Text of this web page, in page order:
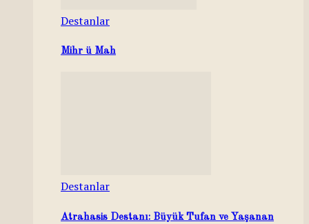
Destanlar
Mihr ü Mah
Destanlar
Atrahasis Destanı: Büyük Tufan ve Yaşanan